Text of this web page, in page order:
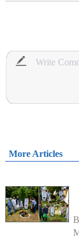
More Articles